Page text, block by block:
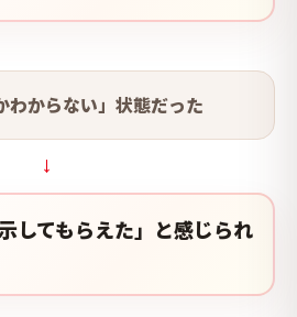
わからない」状態だった
→
示してもらえた」と感じられ